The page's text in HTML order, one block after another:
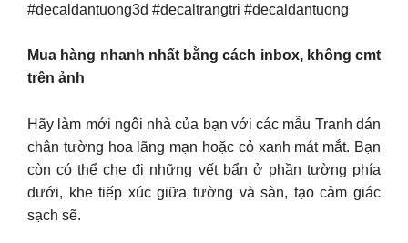
#decaldantuong3d #decaltrangtri #decaldantuong
Mua hàng nhanh nhất bằng cách inbox, không cmt
trên ảnh
Hãy làm mới ngôi nhà của bạn với các mẫu Tranh dán
chân tường hoa lãng mạn hoặc cỏ xanh mát mắt. Bạn
còn có thể che đi những vết bẩn ở phần tường phía
dưới, khe tiếp xúc giữa tường và sàn, tạo cảm giác
sạch sẽ.